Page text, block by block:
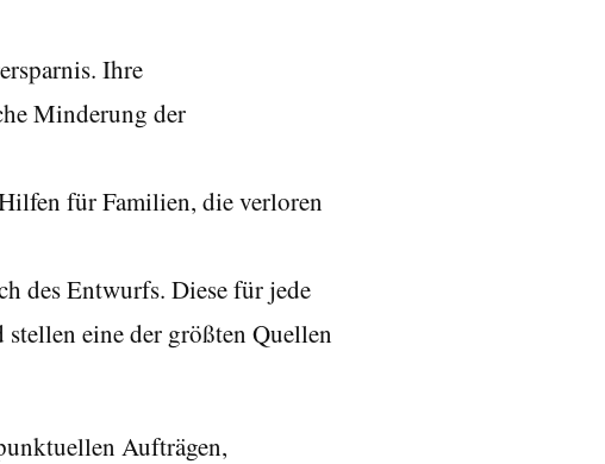
Ihre
Minderung der
für Familien, die verloren
des Entwurfs. Diese für jede
eine der größten Quellen
Aufträgen,